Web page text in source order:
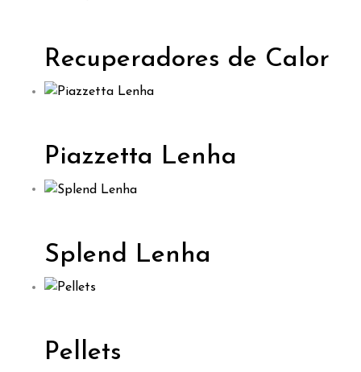
Recuperadores de Calor
Piazzetta Lenha
Splend Lenha
Pellets